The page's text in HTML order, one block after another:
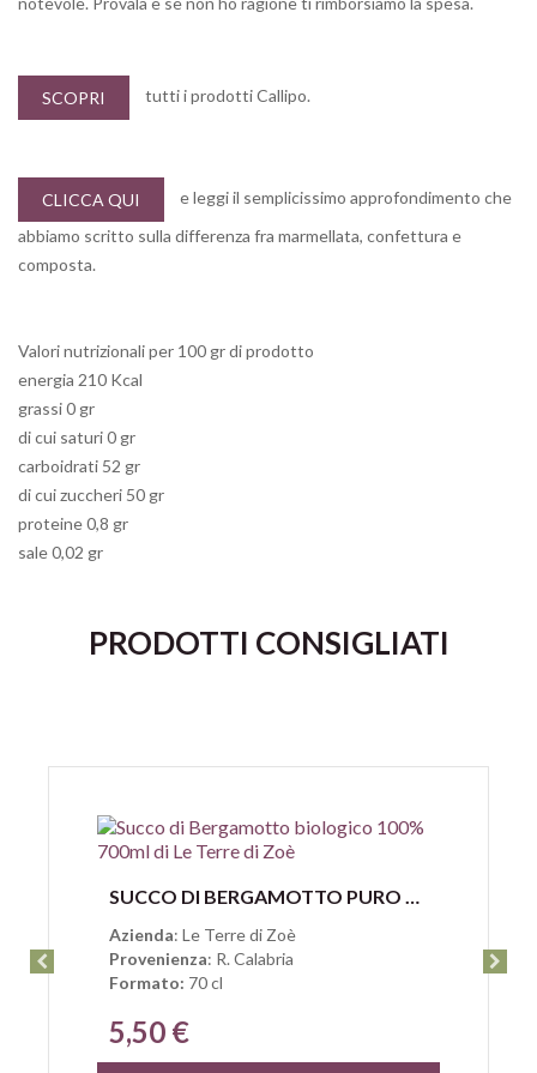
SCOPRI tutti i prodotti Callipo.
CLICCA QUI
e leggi il semplicissimo approfondimento che
abbiamo scritto sulla differenza fra marmellata, confettura e
composta.
Valori nutrizionali per 100 gr di prodotto
energia 210 Kcal
grassi 0 gr
di cui saturi 0 gr
carboidrati 52 gr
di cui zuccheri 50 gr
proteine 0,8 gr
sale 0,02 gr
PRODOTTI CONSIGLIATI
Anteprima SUCCO DI BERGAMOTTO PURO BIOLOGICO DI LE TERRE DI ZOÈ 70CL
Azienda: Le Terre di Zoè
Provenienza: R. Calabria
Formato: 70 cl
5,50 €